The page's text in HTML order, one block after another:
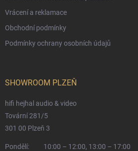
Vrácení a reklamace
Obchodní podmínky
Podmínky ochrany osobních údajů
SHOWROOM PLZEŇ
hifi hejhal audio & video
Tovární 281/5
301 00 Plzeň 3
Pondělí:
10:00 – 12:00, 13:00 – 17:00